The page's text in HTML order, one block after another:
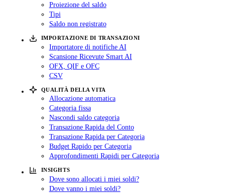
Proiezione del saldo
Tipi
Saldo non registrato
IMPORTAZIONE DI TRANSAZIONI
Importatore di notifiche AI
Scansione Ricevute Smart AI
OFX, QIF e OFC
CSV
QUALITÀ DELLA VITA
Allocazione automatica
Categoria fissa
Nascondi saldo categoria
Transazione Rapida del Conto
Transazione Rapida per Categoria
Budget Rapido per Categoria
Approfondimenti Rapidi per Categoria
INSIGHTS
Dove sono allocati i miei soldi?
Dove vanno i miei soldi?